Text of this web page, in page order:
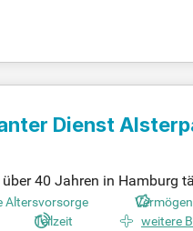
Dienst
40 Jahren in Hamburg
Team von rund 650
ambulanter Dienst und
Altersvorsorge
Teilzeit weitere